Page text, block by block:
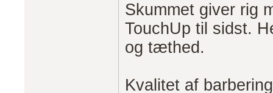
Skummet giver rig
TouchUp til sidst.
og tæthed.
Kvalitet af